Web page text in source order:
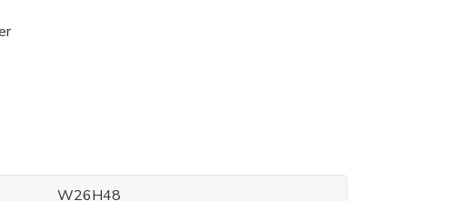
W26H48